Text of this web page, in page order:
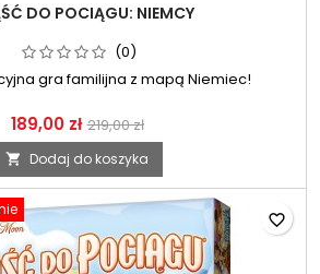
DO POCIĄGU: NIEMCY
(0)
gra familijna z mapą Niemiec!
189,00 zł 219,00 zł
 Dodaj do koszyka
favorite_border